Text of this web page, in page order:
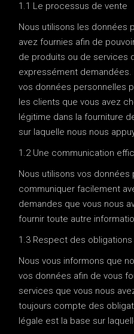
1.1 Le processus de vente
Nous utilisons les données
avez fournies afin de
de produits ou de services
expressément
vos données personnelles
les clients que vous avez
légitime dans la fourniture
sur laquelle nous nous
1.2 Une communication
Nous utilisons vos
communiquer facilement
demandes que vous nous
fournir toute autre
1.3 Respect des
Nous vous informons que
vos données afin de vous
services que vous nous
toujours compte des
légale est la base sur